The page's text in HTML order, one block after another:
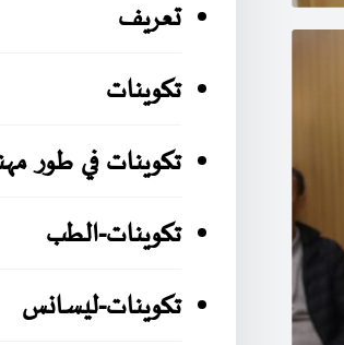
تعريف
تكوينات
تكوينات في طور
تكوينات-الطب
تكوينات-ليسانس